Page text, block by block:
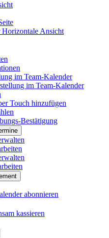
Horizontale Ansicht
im Team-Kalender
im Team-Kalender
Touch hinzufügen
Bestätigung
abonnieren
kassieren